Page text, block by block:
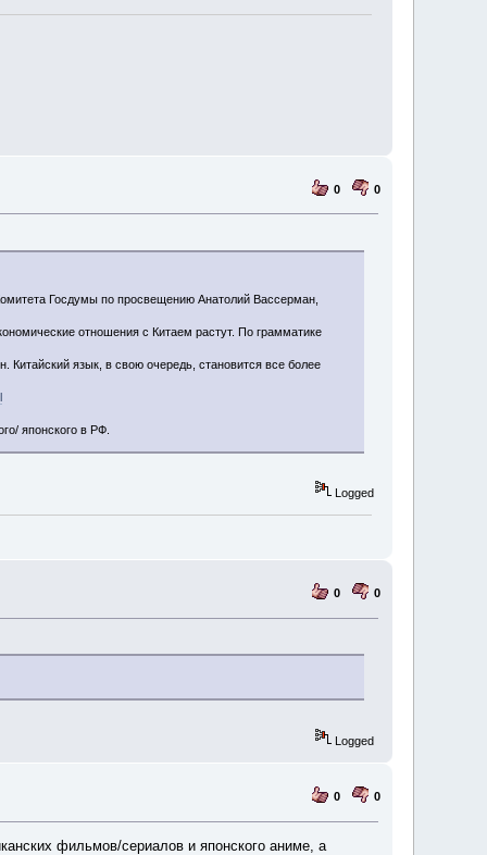
0 0
Госдумы по просвещению Анатолий Вассерман,
отношения с Китаем растут. По грамматике
Китайский язык, в свою очередь, становится все более
японского в РФ.
Logged
0 0
Logged
0 0
фильмов/сериалов и японского аниме, а